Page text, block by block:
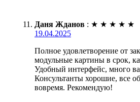
Даня Жданов : ★ ★ ★ ★ ★
19.04.2025
Полное удовлетворение от
модульные картины в срок,
Удобный интерфейс, много
Консультанты хорошие, все
вовремя. Рекомендую!